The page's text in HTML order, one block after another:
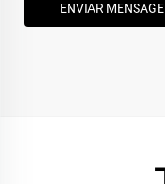
ENVIAR